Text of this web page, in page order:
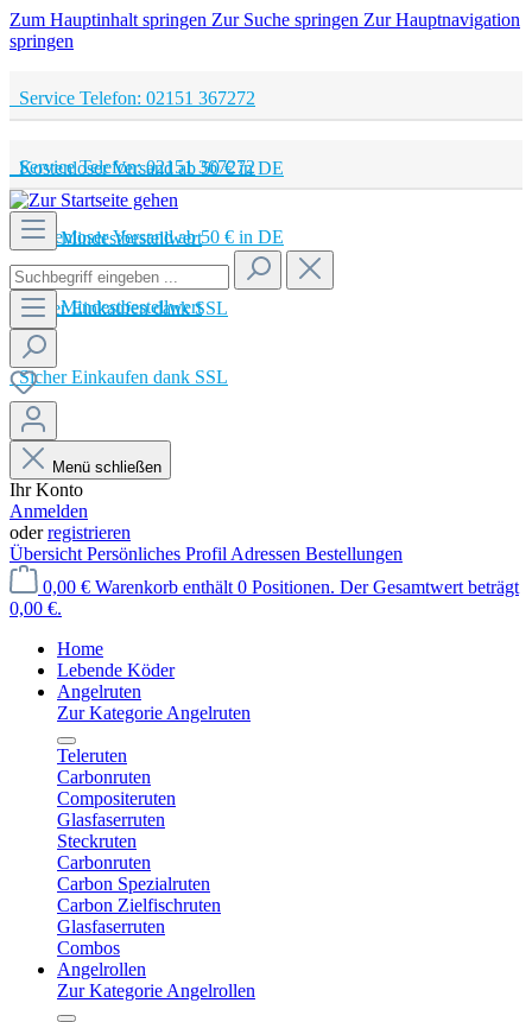
Zum Hauptinhalt springen Zur Suche springen Zur Hauptnavigation
springen
Service Telefon: 02151 367272
Kostenloser Versand ab 50 € in DE
Kein Mindestbestellwert
Sicher Einkaufen dank SSL
Service Telefon: 02151 367272
Kostenloser Versand ab 50 € in DE
Kein Mindestbestellwert
Sicher Einkaufen dank SSL
Menü schließen
Ihr Konto
Anmelden
oderregistrieren
Übersicht Persönliches Profil Adressen Bestellungen
0,00 € Warenkorb enthält 0 Positionen. Der Gesamtwert beträgt
0,00 €.
Home
Lebende Köder
Angelruten
Zur Kategorie Angelruten
Teleruten
Carbonruten
Compositeruten
Glasfaserruten
Steckruten
Carbonruten
Carbon Spezialruten
Carbon Zielfischruten
Glasfaserruten
Combos
Angelrollen
Zur Kategorie Angelrollen